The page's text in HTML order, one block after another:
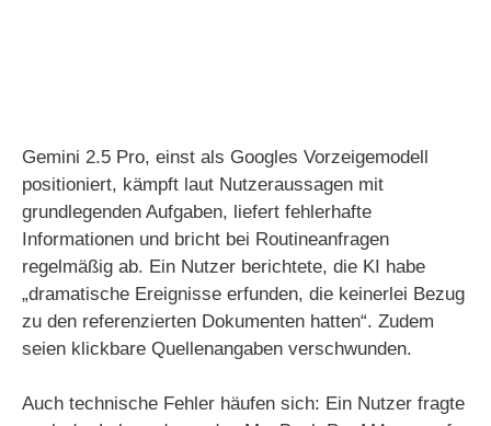
Gemini 2.5 Pro, einst als Googles Vorzeigemodell
positioniert, kämpft laut Nutzeraussagen mit
grundlegenden Aufgaben, liefert fehlerhafte
Informationen und bricht bei Routineanfragen
regelmäßig ab. Ein Nutzer berichtete, die KI habe
„dramatische Ereignisse erfunden, die keinerlei Bezug
zu den referenzierten Dokumenten hatten“. Zudem
seien klickbare Quellenangaben verschwunden.
Auch technische Fehler häufen sich: Ein Nutzer fragte